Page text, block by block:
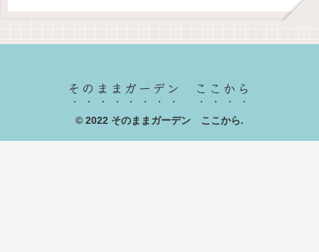
そのままガーデン ここから
© 2022 そのままガーデン ここから.